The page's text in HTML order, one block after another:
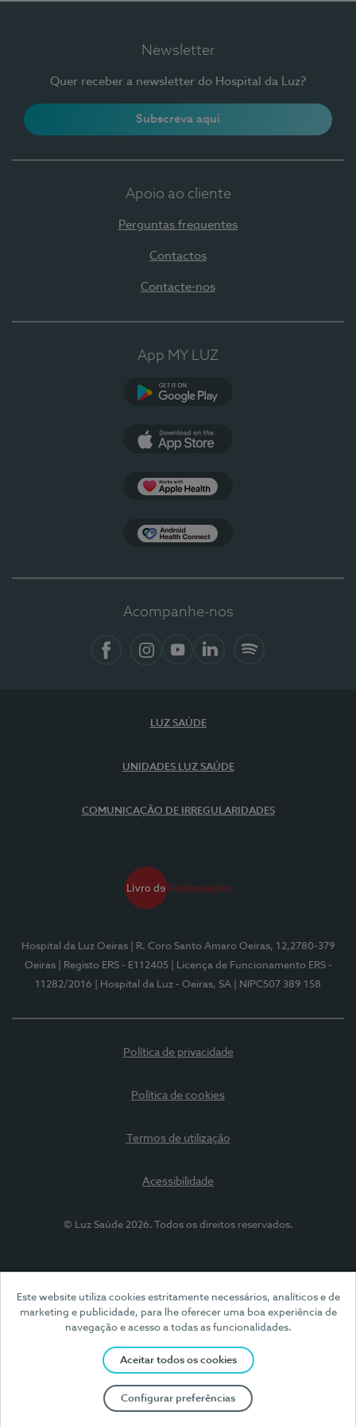
Este website utiliza cookies estritamente necessários, analíticos e de
marketing e publicidade, para lhe oferecer uma boa experiência de
navegação e acesso a todas as funcionalidades.
Aceitar todos os cookies
Configurar preferências
Newsletter
Quer receber a newsletter do Hospital da Luz?
Subscreva aqui
Apoio ao cliente
Perguntas frequentes
Contactos
Contacte-nos
App MY LUZ
Acompanhe-nos
LUZ SAÚDE
UNIDADES LUZ SAÚDE
COMUNICAÇÃO DE IRREGULARIDADES
Hospital da Luz Oeiras
| R. Coro Santo Amaro Oeiras, 12,2780-379
Oeiras
| Registo ERS - E112405
| Licença de Funcionamento ERS -
11282/2016
| Hospital da Luz - Oeiras, SA | NIPC507 389 158
Política de privacidade
Política de cookies
Termos de utilização
Acessibilidade
© Luz Saúde 2026. Todos os direitos reservados.